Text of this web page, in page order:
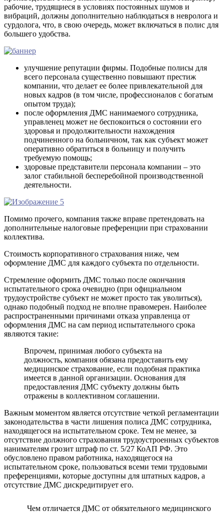
рабочие, трудящиеся в условиях постоянных шумов и
вибраций, должны дополнительно наблюдаться в невролога и
сурдолога, что, в свою очередь, может включаться в полис для
большего удобства.
улучшение репутации фирмы. Подобные полисы для
всего персонала существенно повышают престиж
компании, что делает ее более привлекательной для
новых кадров (в том числе, профессионалов с богатым
опытом труда);
после оформления ДМС нанимаемого сотрудника,
управленец может не беспокоиться о состоянии его
здоровья и продолжительности нахождения
подчиненного на больничном, так как субъект может
оперативно обратиться в больницу и получить
требуемую помощь;
здоровые представители персонала компании – это
залог стабильной бесперебойной производственной
деятельности.
Помимо прочего, компания также вправе претендовать на
дополнительные налоговые преференции при страховании
коллектива.
Стоимость корпоративного страхования ниже, чем
оформление ДМС для каждого субъекта по отдельности.
Стремление оформить ДМС только после окончания
испытательного срока очевидно (при официальном
трудоустройстве субъект не может просто так уволиться),
однако подобный подход не вполне правомерен. Наиболее
распространенными причинами отказа управленца от
оформления ДМС на сам период испытательного срока
являются такие:
Впрочем, принимая любого субъекта на
должность, компания обязана предоставить ему
медицинское страхование, если подобная практика
имеется в данной организации. Основания для
предоставления ДМС субъекту должны быть
отражены в коллективном соглашении.
Важным моментом является отсутствие четкой регламентации
законодательства в части лишения полиса ДМС сотрудника,
находящегося на испытательном сроке. Тем не менее, за
отсутствие должного страхования трудоустроенных субъектов
нанимателям грозит штраф по ст. 5/27 КоАП РФ. Это
обусловлено правом работника, находящегося на
испытательном сроке, пользоваться всеми теми трудовыми
преференциями, которые доступны для штатных кадров, а
отсутствие ДМС дискредитирует его.
Чем отличается ДМС от обязательного медицинского